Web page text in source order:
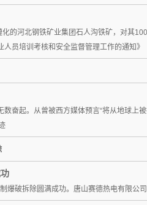
的河北钢铁矿业集团石人沟铁矿，对其
员培训考核和安全监督管理工作的通知》
奋起。从曾被西方媒体预言“将从地球上
破拆除圆满成功。唐山赛德热电有限公